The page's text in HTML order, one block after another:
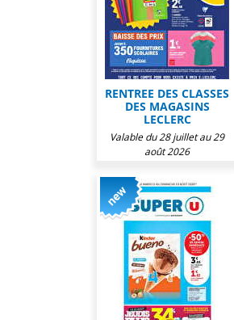
RENTREE DES CLASSES
DES MAGASINS
LECLERC
Valable du 28 juillet au 29
août 2026